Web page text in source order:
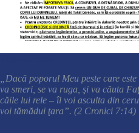
„Dacă poporul Meu peste care
va smeri, se va ruga, şi va căuta
căile lui rele – îl voi asculta din
voi tămădui ţara”. (2 Cronici 7:14)